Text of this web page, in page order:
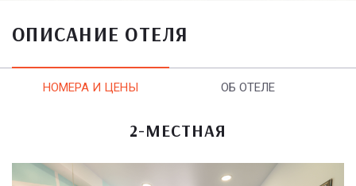
ОПИСАНИЕ ОТЕЛЯ
НОМЕРА И ЦЕНЫ ОБ ОТЕЛЕ
2-МЕСТНАЯ